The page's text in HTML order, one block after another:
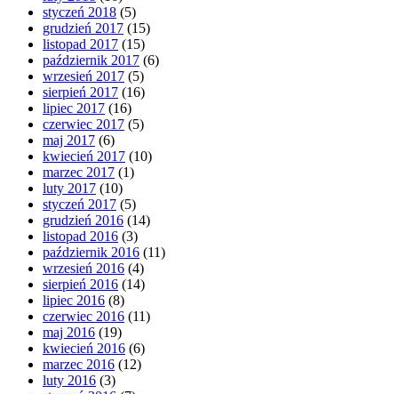
styczeń 2018 (5)
grudzień 2017 (15)
listopad 2017 (15)
październik 2017 (6)
wrzesień 2017 (5)
sierpień 2017 (16)
lipiec 2017 (16)
czerwiec 2017 (5)
maj 2017 (6)
kwiecień 2017 (10)
marzec 2017 (1)
luty 2017 (10)
styczeń 2017 (5)
grudzień 2016 (14)
listopad 2016 (3)
październik 2016 (11)
wrzesień 2016 (4)
sierpień 2016 (14)
lipiec 2016 (8)
czerwiec 2016 (11)
maj 2016 (19)
kwiecień 2016 (6)
marzec 2016 (12)
luty 2016 (3)